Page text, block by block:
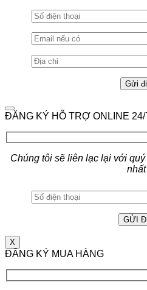
ĐĂNG KÝ HỖ TRỢ ONLINE 24/
Chúng tôi sẽ liên lạc lại với
nhất
X
ĐĂNG KÝ MUA HÀNG